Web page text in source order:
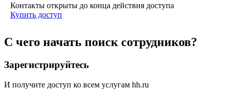
Контакты открыты до конца действия доступа
Купить доступ
С чего начать поиск сотрудников?
Зарегистрируйтесь
И получите доступ ко всем услугам hh.ru